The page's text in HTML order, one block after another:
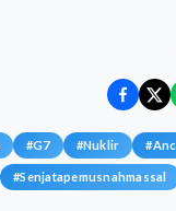
#G7 #Nuklir #
#Senjatapemusnahmassal